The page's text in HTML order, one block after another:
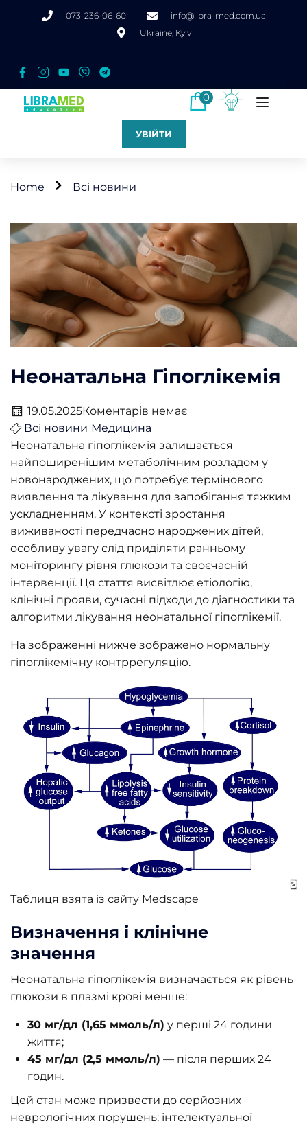
073-236-06-60
info@libra-med.com.ua
Ukraine, Kyiv
0
УВІЙТИ
Home Всі новини
Неонатальна Гіпоглікемія
19.05.2025Коментарів немає
Всі новини Медицина
Неонатальна гіпоглікемія залишається
найпоширенішим метаболічним розладом у
новонароджених, що потребує термінового
виявлення та лікування для запобігання тяжким
ускладненням. У контексті зростання
виживаності передчасно народжених дітей,
особливу увагу слід приділяти ранньому
моніторингу рівня глюкози та своєчасній
інтервенції. Ця стаття висвітлює етіологію,
клінічні прояви, сучасні підходи до діагностики та
алгоритми лікування неонатальної гіпоглікемії.
На зображенні нижче зображено нормальну
гіпоглікемічну контррегуляцію.
Таблиця взята із сайту Medscape
Визначення і клінічне
значення
Неонатальна гіпоглікемія визначається як рівень
глюкози в плазмі крові менше:
30 мг/дл (1,65 ммоль/л) у перші 24 години
життя;
45 мг/дл (2,5 ммоль/л) — після перших 24
годин.
Цей стан може призвести до серйозних
неврологічних порушень: інтелектуальної